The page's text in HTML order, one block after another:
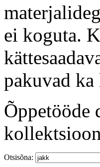
ei koguta.
pakuvad
Otsisõna: